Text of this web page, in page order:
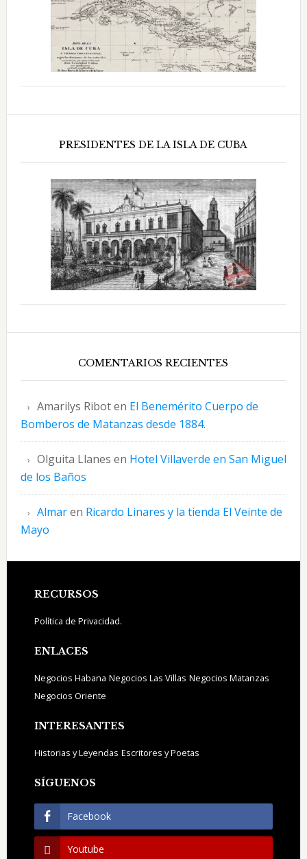
PRESIDENTES DE LA ISLA DE CUBA
COMENTARIOS RECIENTES
Amarilys Riboten El Benemérito Cuerpo de
Bomberos de Matanzas desde 1884.
Olguita Llanes en Hotel Villaverde en San Miguel
de los Baños
Almaren Ricardo Linares y la tienda El Veinte de
Mayo
Footer
RECURSOS
Política de Privacidad.
ENLACES
Negocios Habana Negocios Las Villas Negocios Matanzas
Negocios Oriente
INTERESANTES
Historias y Leyendas Escritores y Poetas
SÍGUENOS
Facebook
Youtube